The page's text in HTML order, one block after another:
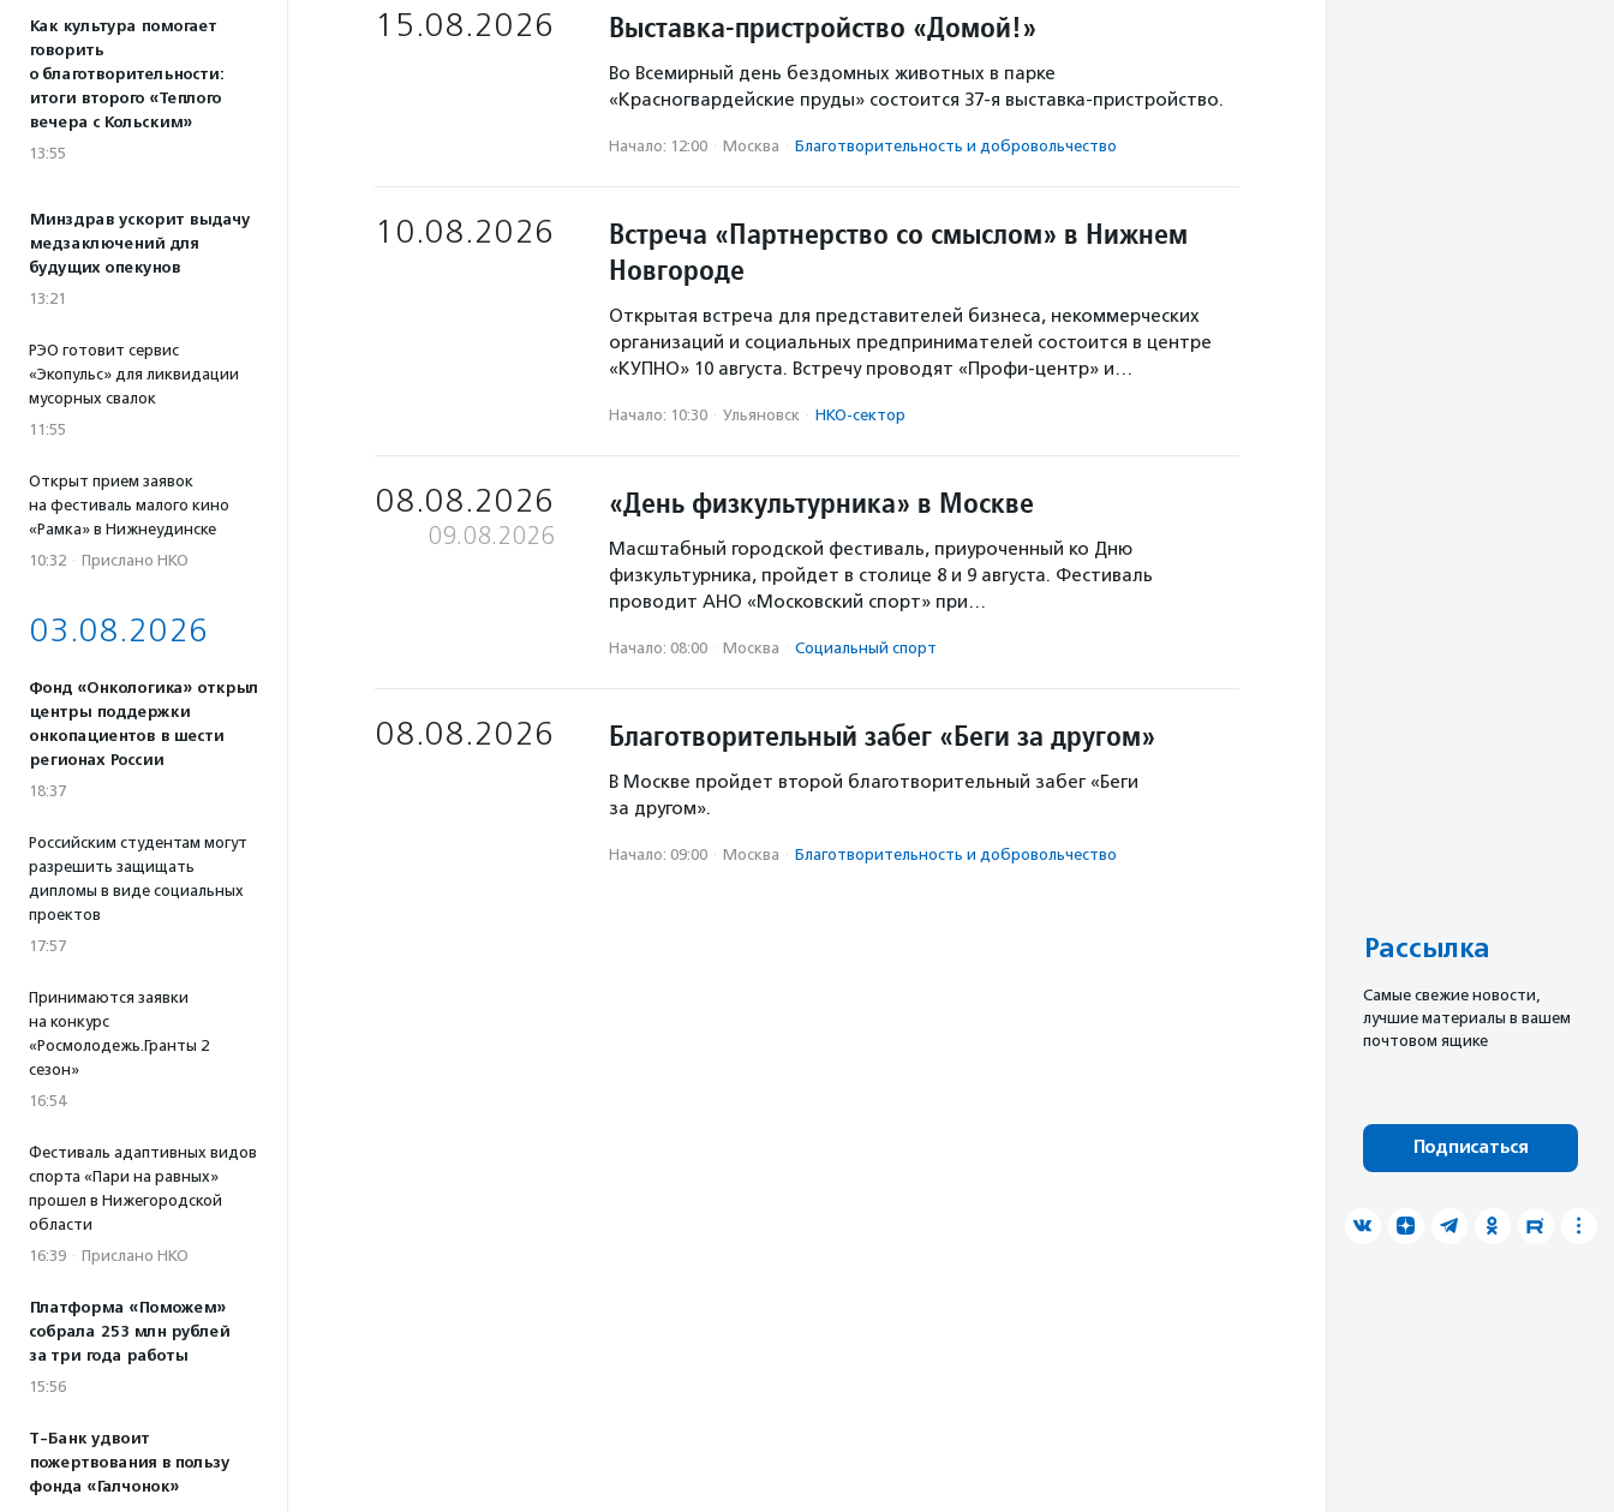
Как культура помогает
говорить
о благотворительности:
итоги второго «Теплого
вечера с Кольским»
13:55
Минздрав ускорит выдачу
медзаключений для
будущих опекунов
13:21
РЭО готовит сервис
«Экопульс» для ликвидации
мусорных свалок
11:55
Открыт прием заявок
на фестиваль малого кино
«Рамка» в Нижнеудинске
10:32 · Прислано НКО
03.08.2026
Фонд «Онкологика» открыл
центры поддержки
онкопациентов в шести
регионах России
18:37
Российским студентам могут
разрешить защищать
дипломы в виде социальных
проектов
17:57
Принимаются заявки
на конкурс
«Росмолодежь.Гранты 2
сезон»
16:54
Фестиваль адаптивных видов
спорта «Пари на равных»
прошел в Нижегородской
области
16:39 · Прислано НКО
Платформа «Поможем»
собрала 253 млн рублей
за три года работы
15:56
Т-Банк удвоит
пожертвования в пользу
фонда «Галчонок»
15.08.2026 Выставка-пристройство «Домой!»
Во Всемирный день бездомных животных в парке
«Красногвардейские пруды» состоится 37-я выставка-пристройство.
Начало: 12:00 · Москва · Благотвори­тель­ность и доброволь­чест­во
10.08.2026
Встреча «Партнерство со смыслом» в Нижнем
Новгороде
Открытая встреча для представителей бизнеса, некоммерческих
организаций и социальных предпринимателей состоится в центре
«КУПНО» 10 августа. Встречу проводят «Профи-центр» и…
Начало: 10:30 · Ульяновск · НКО-сектор
08.08.2026
09.08.2026
«День физкультурника» в Москве
Масштабный городской фестиваль, приуроченный ко Дню
физкультурника, пройдет в столице 8 и 9 августа. Фестиваль
проводит АНО «Московский спорт» при…
Начало: 08:00 · Москва · Социальный спорт
08.08.2026 Благотворительный забег «Беги за другом»
В Москве пройдет второй благотворительный забег «Беги
за другом».
Начало: 09:00 · Москва · Благотвори­тель­ность и доброволь­чест­во
Рассылка
Cамые свежие новости,
лучшие материалы в вашем
почтовом ящике
Подписаться